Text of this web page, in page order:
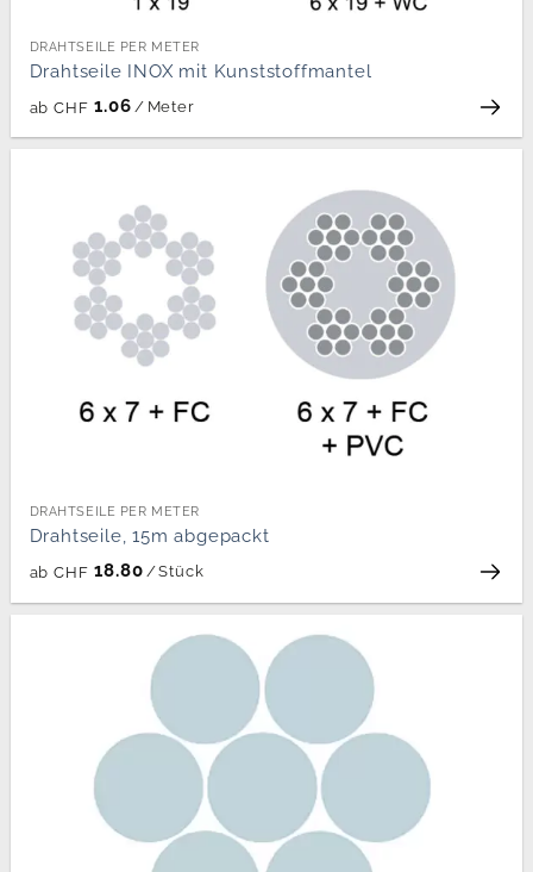
DRAHTSEILE PER METER
Drahtseile INOX mit Kunststoffmantel
ab CHF 1.06 / Meter
DRAHTSEILE PER METER
Drahtseile, 15m abgepackt
ab CHF 18.80 /Stück